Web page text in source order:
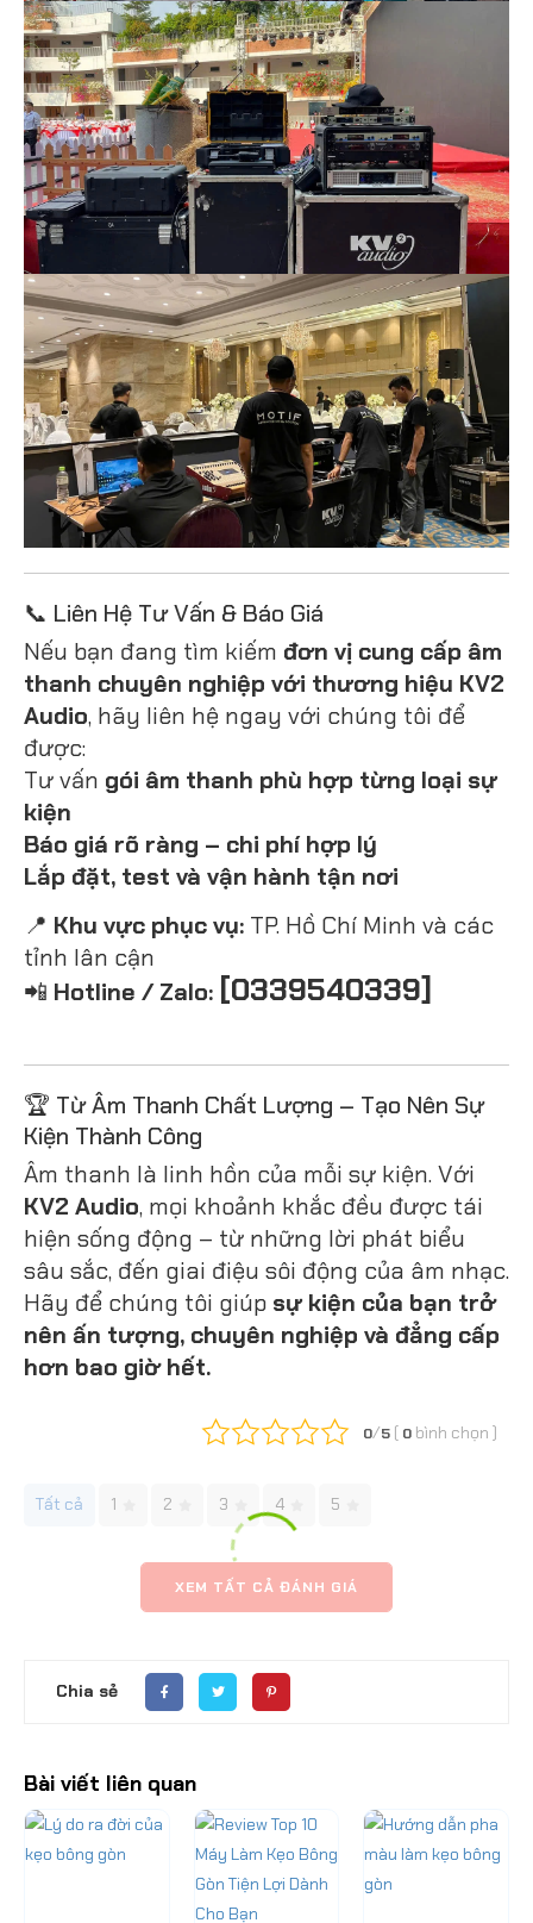
📞 Liên Hệ Tư Vấn & Báo Giá
Nếu bạn đang tìm kiếm đơn vị cung cấp âm
thanh chuyên nghiệp với thương hiệu KV2
Audio, hãy liên hệ ngay với chúng tôi để
được:
Tư vấn gói âm thanh phù hợp từng loại sự
kiện
Báo giá rõ ràng – chi phí hợp lý
Lắp đặt, test và vận hành tận nơi
📍 Khu vực phục vụ: TP. Hồ Chí Minh và các
tỉnh lân cận
📲 Hotline / Zalo: [0339540339]
🏆 Từ Âm Thanh Chất Lượng – Tạo Nên Sự
Kiện Thành Công
Âm thanh là linh hồn của mỗi sự kiện. Với
KV2 Audio, mọi khoảnh khắc đều được tái
hiện sống động – từ những lời phát biểu
sâu sắc, đến giai điệu sôi động của âm nhạc.
Hãy để chúng tôi giúp sự kiện của bạn trở
nên ấn tượng, chuyên nghiệp và đẳng cấp
hơn bao giờ hết.
0/5 ( 0 bình chọn )
Tất cả 1 2 3 4 5
XEM TẤT CẢ ĐÁNH GIÁ
Chia sẻ
Bài viết liên quan